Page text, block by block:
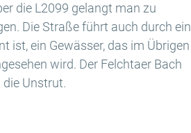
die L2099 gelangt man zu
Die Straße führt auch durch ein
ist, ein Gewässer, das im Übrigen
wird. Der Felchtaer Bach
Unstrut.